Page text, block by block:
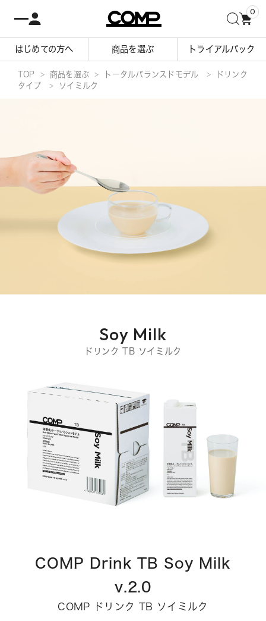
0
はじめての方へ 商品を選ぶ トライアルパック
TOP 商品を選ぶ トータルバランスドモデル
ドリンク
タイプ
ソイミルク
Soy Milk
ドリンク TB ソイミルク
COMP Drink TB Soy Milk
v.2.0
COMP ドリンク TB ソイミルク